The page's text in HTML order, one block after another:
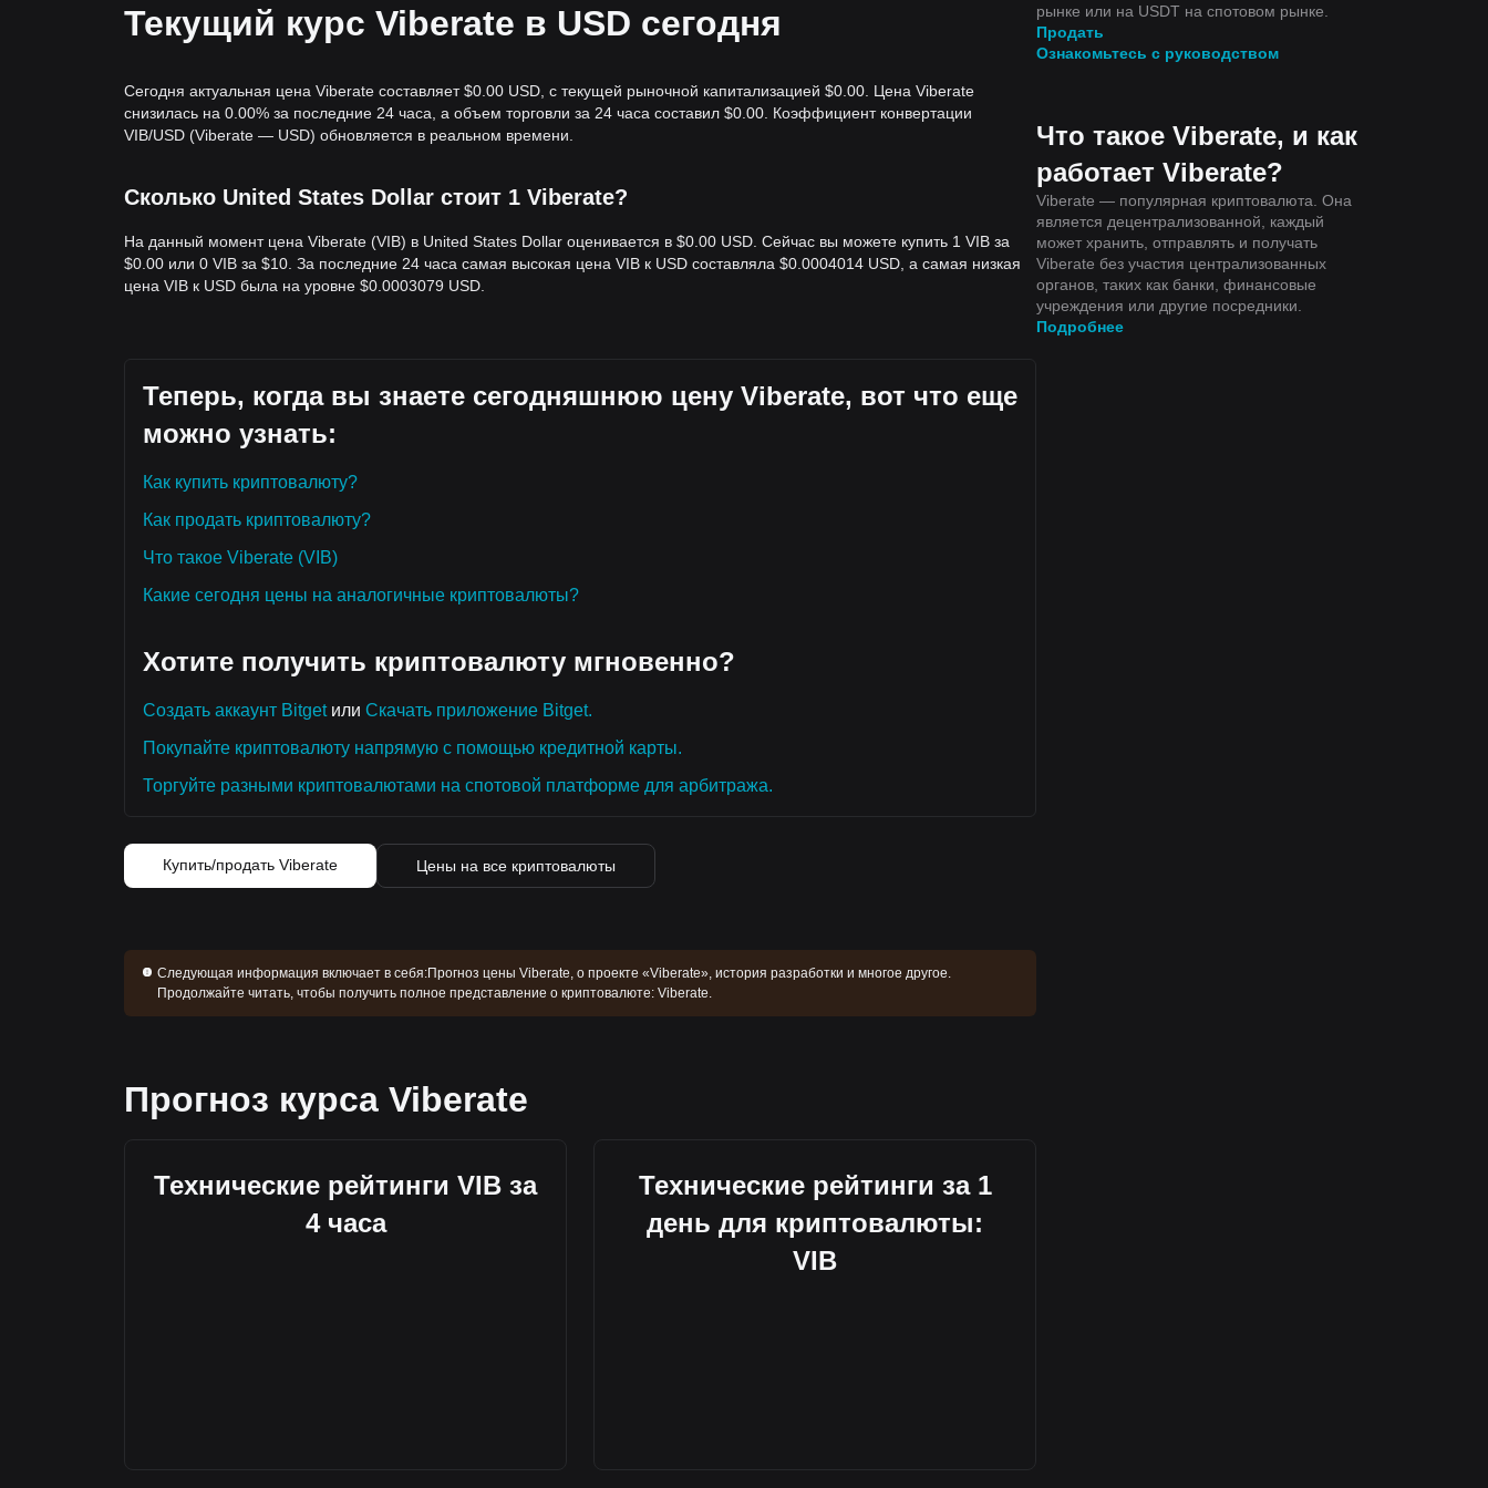
Текущий курс Viberate в USD сегодня
Сегодня актуальная цена Viberate составляет $0.00 USD, с текущей рыночной капитализацией $0.00. Цена Viberate
снизилась на 0.00% за последние 24 часа, а объем торговли за 24 часа составил $0.00. Коэффициент конвертации
VIB/USD (Viberate — USD) обновляется в реальном времени.
Сколько United States Dollar стоит 1 Viberate?
На данный момент цена Viberate (VIB) в United States Dollar оценивается в $0.00 USD. Сейчас вы можете купить 1 VIB за
$0.00 или 0 VIB за $10. За последние 24 часа самая высокая цена VIB к USD составляла $0.0004014 USD, а самая низкая
цена VIB к USD была на уровне $0.0003079 USD.
Теперь, когда вы знаете сегодняшнюю цену Viberate, вот что еще
можно узнать:
Как купить криптовалюту?
Как продать криптовалюту?
Что такое Viberate (VIB)
Какие сегодня цены на аналогичные криптовалюты?
Хотите получить криптовалюту мгновенно?
Создать аккаунт Bitgetили Скачать приложение Bitget.
Покупайте криптовалюту напрямую с помощью кредитной карты.
Торгуйте разными криптовалютами на спотовой платформе для арбитража.
Купить/продать Viberate Цены на все криптовалюты
Следующая информация включает в себя:Прогноз цены Viberate, о проекте «Viberate», история разработки и многое другое.
Продолжайте читать, чтобы получить полное представление о криптовалюте: Viberate.
Прогноз курса Viberate
Технические рейтинги VIB за
4 часа
Технические рейтинги за 1
день для криптовалюты:
VIB
рынке или на USDT на спотовом рынке.
Продать
Ознакомьтесь с руководством
Что такое Viberate, и как
работает Viberate?
Viberate — популярная криптовалюта. Она
является децентрализованной, каждый
может хранить, отправлять и получать
Viberate без участия централизованных
органов, таких как банки, финансовые
учреждения или другие посредники.
Подробнее